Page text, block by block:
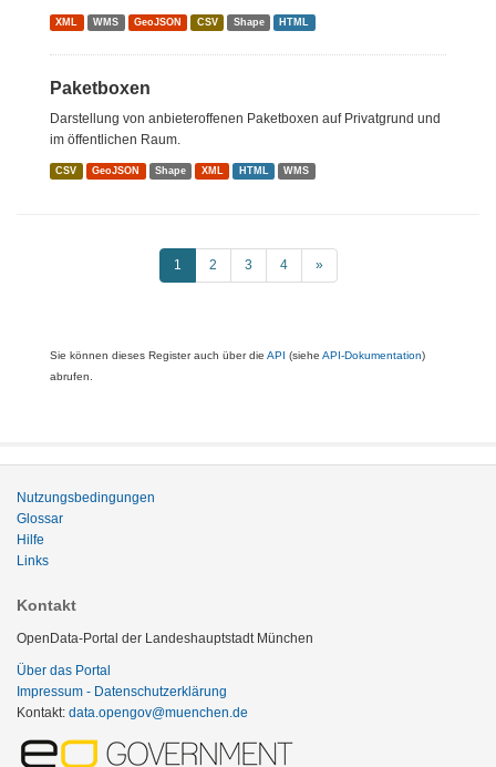
XML WMS GeoJSON CSV Shape HTML
Paketboxen
Darstellung von anbieteroffenen Paketboxen auf Privatgrund und
im öffentlichen Raum.
CSV GeoJSON Shape XML HTML WMS
1 2 3 4 »
Sie können dieses Register auch über die API (siehe API-Dokumentation)
abrufen.
Nutzungsbedingungen
Glossar
Hilfe
Links
Kontakt
OpenData-Portal der Landeshauptstadt München
Über das Portal
Impressum - Datenschutzerklärung
Kontakt: data.opengov@muenchen.de